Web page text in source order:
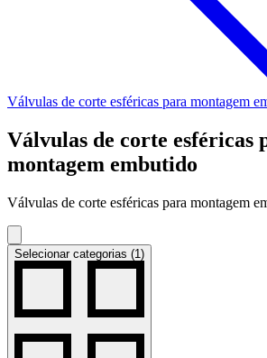
Válvulas de corte esféricas para montagem
Válvulas de corte esféricas
montagem embutido
Válvulas de corte esféricas para montagem
Selecionar categorias (1)